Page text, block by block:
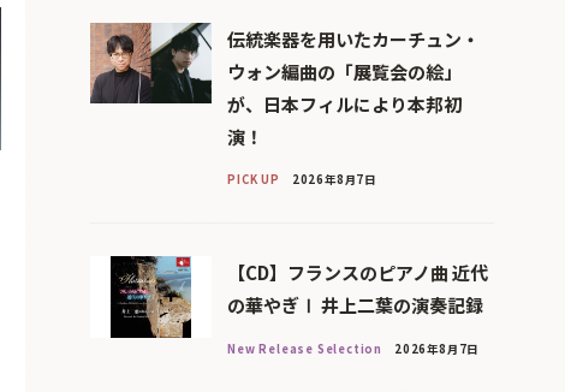
伝統楽器を用いたカーチュン・
ウォン編曲の「展覧会の絵」
が、日本フィルにより本邦初
演！
PICK UP 2026年8月7日
【CD】フランスのピアノ曲 近代
の華やぎⅠ 井上二葉の演奏記録
New Release Selection 2026年8月7日